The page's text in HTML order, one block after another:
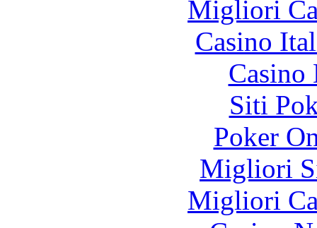
Migliori
Casino
Siti
Poker
Migliori
Migliori